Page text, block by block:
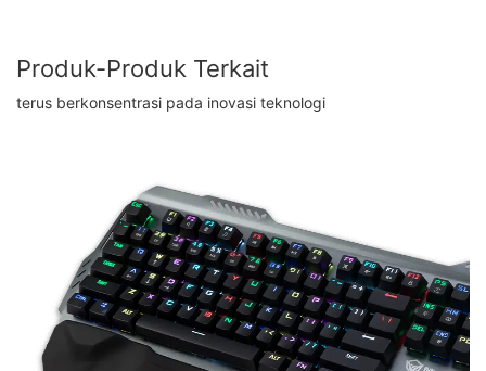
Produk-Produk Terkait
terus berkonsentrasi pada inovasi teknologi